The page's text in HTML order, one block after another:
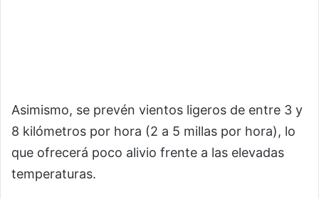
Asimismo, se prevén vientos ligeros de entre 3 y
8 kilómetros por hora (2 a 5 millas por hora), lo
que ofrecerá poco alivio frente a las elevadas
temperaturas.